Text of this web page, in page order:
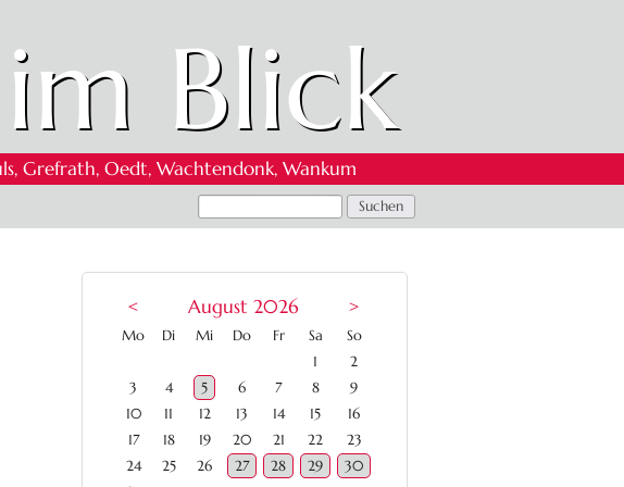
Blick
Grefrath, Oedt, Wachtendonk, Wankum
< August 2026 >
Montag
Dienstag
Mittwoch
Donnerstag
FreitagSamstag
Sonntag
1
2
3
4 5 6 7 8
9
10
11 12 13 14 15
16
17
18 19 20 21 22
23
24
25 26 27 28 29
30